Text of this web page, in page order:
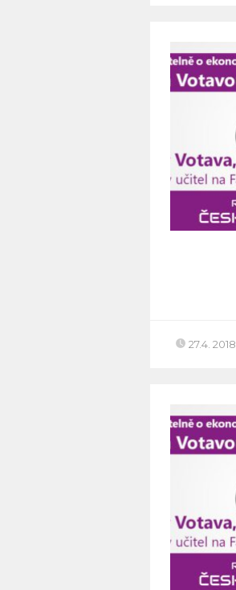
27.4. 2018